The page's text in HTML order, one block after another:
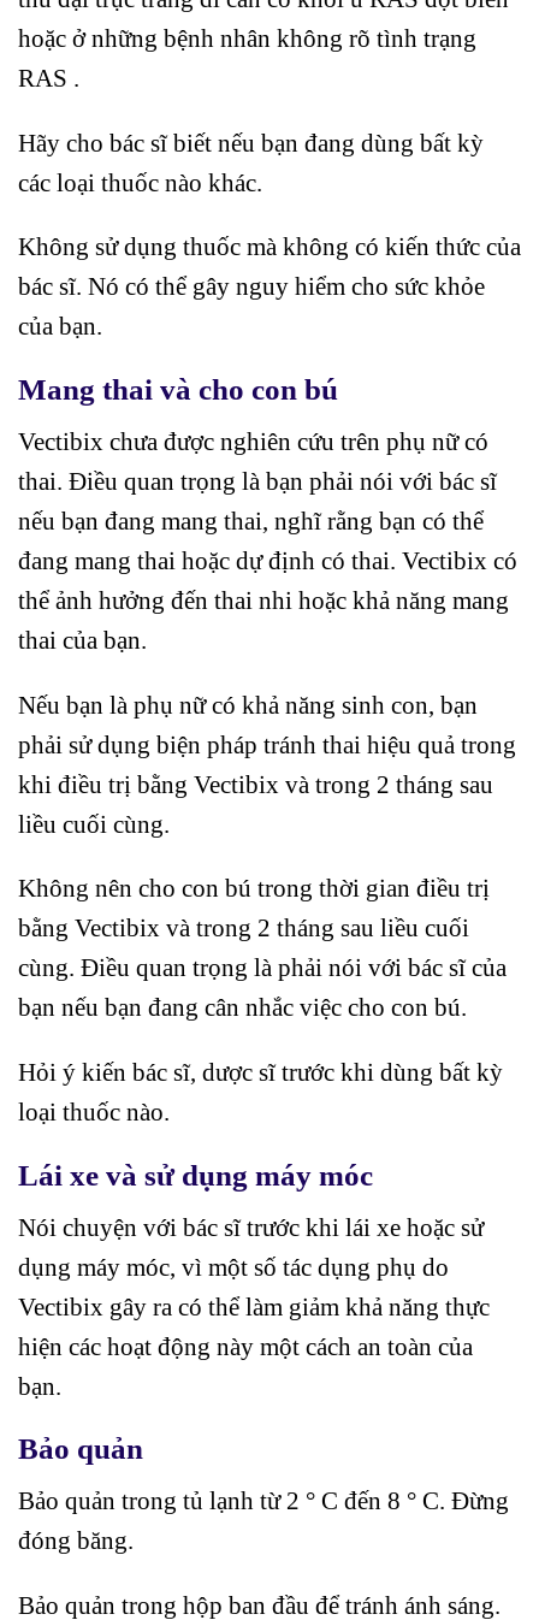
hoặc ở những bệnh nhân không rõ tình trạng
RAS .
Hãy cho bác sĩ biết nếu bạn đang dùng bất kỳ
các loại thuốc nào khác.
Không sử dụng thuốc mà không có kiến ​​thức của
bác sĩ. Nó có thể gây nguy hiểm cho sức khỏe
của bạn.
Mang thai và cho con bú
Vectibix chưa được nghiên cứu trên phụ nữ có
thai. Điều quan trọng là bạn phải nói với bác sĩ
nếu bạn đang mang thai, nghĩ rằng bạn có thể
đang mang thai hoặc dự định có thai. Vectibix có
thể ảnh hưởng đến thai nhi hoặc khả năng mang
thai của bạn.
Nếu bạn là phụ nữ có khả năng sinh con, bạn
phải sử dụng biện pháp tránh thai hiệu quả trong
khi điều trị bằng Vectibix và trong 2 tháng sau
liều cuối cùng.
Không nên cho con bú trong thời gian điều trị
bằng Vectibix và trong 2 tháng sau liều cuối
cùng. Điều quan trọng là phải nói với bác sĩ của
bạn nếu bạn đang cân nhắc việc cho con bú.
Hỏi ý kiến ​​bác sĩ, dược sĩ trước khi dùng bất kỳ
loại thuốc nào.
Lái xe và sử dụng máy móc
Nói chuyện với bác sĩ trước khi lái xe hoặc sử
dụng máy móc, vì một số tác dụng phụ do
Vectibix gây ra có thể làm giảm khả năng thực
hiện các hoạt động này một cách an toàn của
bạn.
Bảo quản
Bảo quản trong tủ lạnh từ 2 ° C đến 8 ° C. Đừng
đóng băng.
Bảo quản trong hộp ban đầu để tránh ánh sáng.